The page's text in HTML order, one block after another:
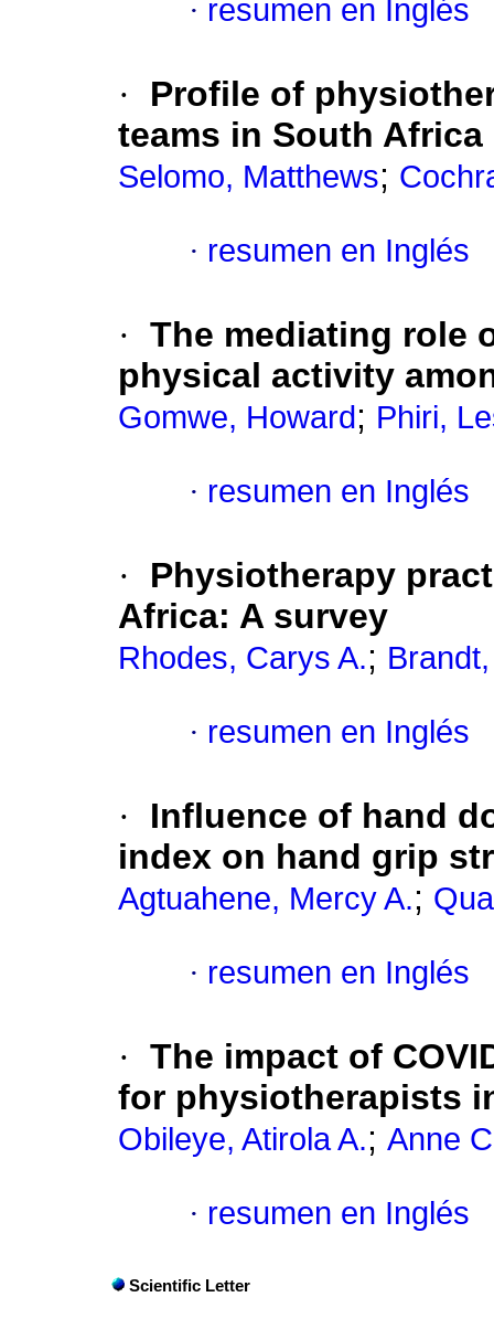
· resumen en Inglés
·
Profile of
teams in South Africa
Selomo, Matthews;
· resumen en Inglés
· The mediating role
physical activity
Gomwe, Howard ; Phiri,
· resumen en Inglés
·
Physiotherapy
Africa: A survey
Rhodes, Carys A.;
· resumen en Inglés
·
Influence of hand
index on hand grip
Agtuahene, Mercy A.;
· resumen en Inglés
· The impact of
for physiotherapists
Obileye, Atirola A.; Anne
· resumen en Inglés
Scientific Letter